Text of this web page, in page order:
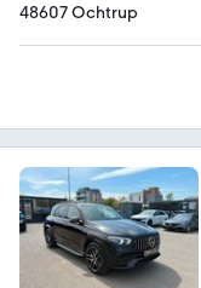
48607 Ochtrup